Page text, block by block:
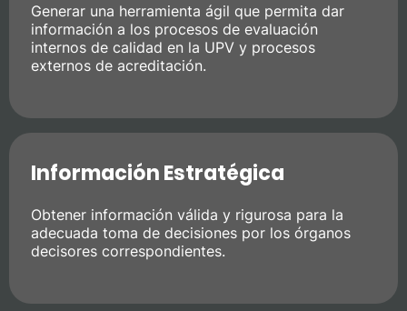
Generar una herramienta ágil que permita dar
información a los procesos de evaluación
internos de calidad en la UPV y procesos
externos de acreditación.
Información Estratégica
Obtener información válida y rigurosa para la
adecuada toma de decisiones por los órganos
decisores correspondientes.